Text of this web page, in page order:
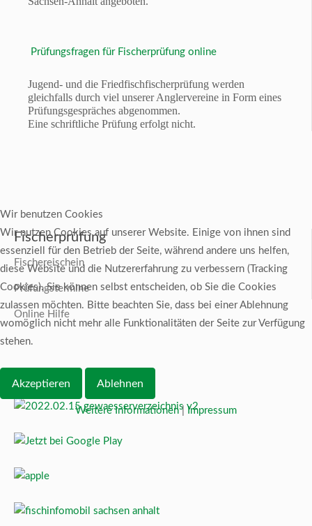
Fischerprüfung
Fischereischein
Prüfungstermine
Online Hilfe
Prüfungsfragen für Fischerprüfung online
Jugend- und die Friedfischfischerprüfung werden
gleichfalls durch viel unserer Anglervereine in Form eines
Prüfungsgespräches abgenommen.
Eine schriftliche Prüfung erfolgt nicht.
Wir benutzen Cookies
Wir nutzen Cookies auf unserer Website. Einige von ihnen sind
essenziell für den Betrieb der Seite, während andere uns helfen,
diese Website und die Nutzererfahrung zu verbessern (Tracking
Cookies). Sie können selbst entscheiden, ob Sie die Cookies
zulassen möchten. Bitte beachten Sie, dass bei einer Ablehnung
womöglich nicht mehr alle Funktionalitäten der Seite zur Verfügung
stehen.
Akzeptieren Ablehnen
Weitere Informationen| Impressum